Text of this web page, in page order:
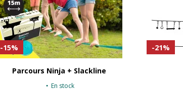
-15%
Parcours Ninja + Slackline
En stock
-21%